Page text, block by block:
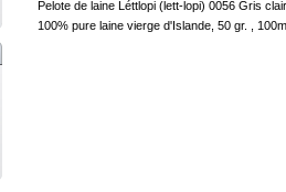
Pelote de laine Léttlopi (lett-lopi) 0056 Gris clair
100% pure laine vierge d'Islande, 50 gr. , 100m